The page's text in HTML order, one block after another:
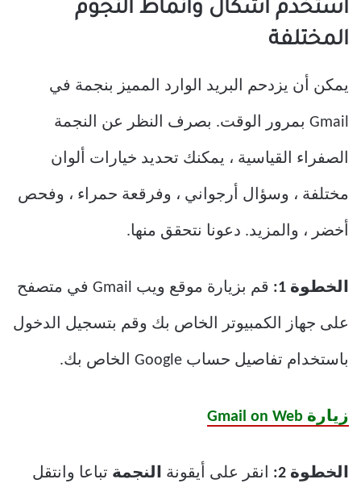
استخدم أشكال وأنماط النجوم
المختلفة
يمكن أن يزدحم البريد الوارد المميز بنجمة في
Gmail بمرور الوقت. بصرف النظر عن النجمة
الصفراء القياسية ، يمكنك تحديد خيارات ألوان
مختلفة ، وسؤال أرجواني ، وفرقعة حمراء ، وفحص
أخضر ، والمزيد. دعونا نتحقق منها.
الخطوة 1: قم بزيارة موقع ويب Gmail في متصفح
على جهاز الكمبيوتر الخاص بك وقم بتسجيل الدخول
باستخدام تفاصيل حساب Google الخاص بك.
زيارة Gmail on Web
الخطوة 2: انقر على أيقونة النجمة تباعا وانتقل